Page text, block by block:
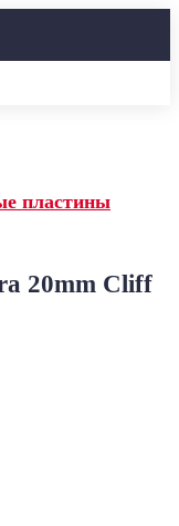
пластины
20mm Cliff